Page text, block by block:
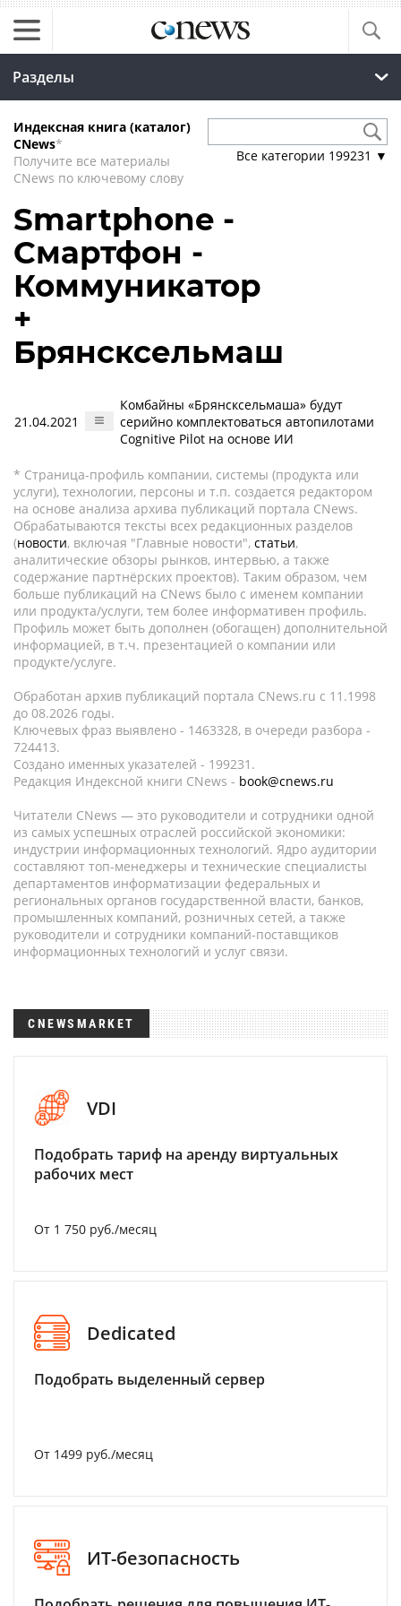
Разделы
Индексная книга (каталог)
CNews*
Получите все материалы
CNews по ключевому слову
Все категории 199231 ▼
Smartphone -
Смартфон -
Коммуникатор
+
Брянсксельмаш
21.04.2021
Комбайны «Брянсксельмаша» будут
серийно комплектоваться автопилотами
Cognitive Pilot на основе ИИ
* Страница-профиль компании, системы (продукта или
услуги), технологии, персоны и т.п. создается редактором
на основе анализа архива публикаций портала CNews.
Обрабатываются тексты всех редакционных разделов
(новости, включая "Главные новости", статьи,
аналитические обзоры рынков, интервью, а также
содержание партнёрских проектов). Таким образом, чем
больше публикаций на CNews было с именем компании
или продукта/услуги, тем более информативен профиль.
Профиль может быть дополнен (обогащен) дополнительной
информацией, в т.ч. презентацией о компании или
продукте/услуге.
Обработан архив публикаций портала CNews.ru c 11.1998
до 08.2026 годы.
Ключевых фраз выявлено - 1463328, в очереди разбора -
724413.
Создано именных указателей - 199231.
Редакция Индексной книги CNews - book@cnews.ru
Читатели CNews — это руководители и сотрудники одной
из самых успешных отраслей российской экономики:
индустрии информационных технологий. Ядро аудитории
составляют топ-менеджеры и технические специалисты
департаментов информатизации федеральных и
региональных органов государственной власти, банков,
промышленных компаний, розничных сетей, а также
руководители и сотрудники компаний-поставщиков
информационных технологий и услуг связи.
CNEWSMARKET
VDI
Подобрать тариф на аренду виртуальных
рабочих мест
От 1 750 руб./месяц
Dedicated
Подобрать выделенный сервер
От 1499 руб./месяц
ИТ-безопасность